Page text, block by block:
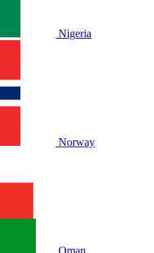
Nigeria
Norway
Oman